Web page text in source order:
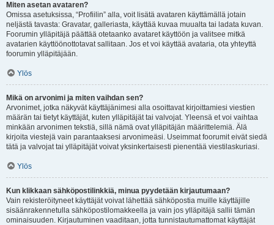
Miten asetan avataren?
Omissa asetuksissa, “Profiilin” alla, voit lisätä avataren käyttämällä jotain
neljästä tavasta: Gravatar, galleriasta, käyttää kuvaa muualta tai ladata kuvan.
Foorumin ylläpitäjä päättää otetaanko avataret käyttöön ja valitsee mitkä
avatarien käyttöönottotavat sallitaan. Jos et voi käyttää avataria, ota yhteyttä
foorumin ylläpitäjään.
Ylös
Mikä on arvonimi ja miten vaihdan sen?
Arvonimet, jotka näkyvät käyttäjänimesi alla osoittavat kirjoittamiesi viestien
määrän tai tietyt käyttäjät, kuten ylläpitäjät tai valvojat. Yleensä et voi vaihtaa
minkään arvonimen tekstiä, sillä nämä ovat ylläpitäjän määrittelemiä. Älä
kirjoita viestejä vain parantaaksesi arvonimeäsi. Useimmat foorumit eivät siedä
tätä ja valvojat tai ylläpitäjät voivat yksinkertaisesti pienentää viestilaskuriasi.
Ylös
Kun klikkaan sähköpostilinkkiä, minua pyydetään kirjautumaan?
Vain rekisteröityneet käyttäjät voivat lähettää sähköpostia muille käyttäjille
sisäänrakennetulla sähköpostilomakkeella ja vain jos ylläpitäjä sallii tämän
ominaisuuden. Kirjautuminen vaaditaan, jotta tunnistautumattomat käyttäjät